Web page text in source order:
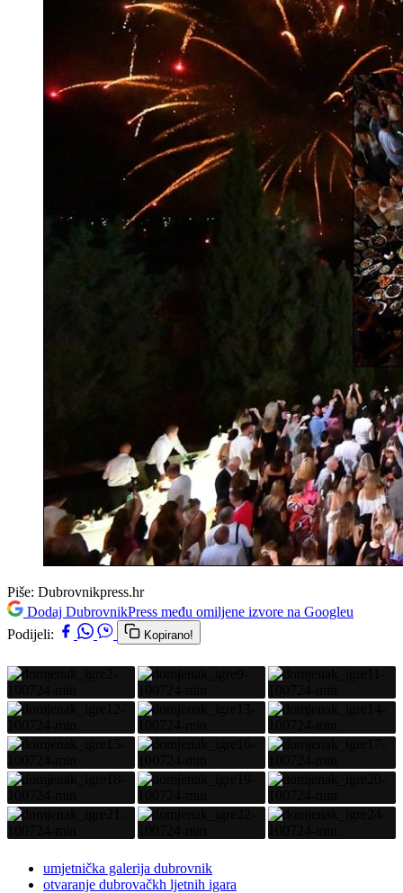
Piše: Dubrovnikpress.hr
Dodaj DubrovnikPress među omiljene izvore na Googleu
Podijeli:
Kopirano!
umjetnička galerija dubrovnik
otvaranje dubrovačkh ljetnih igara